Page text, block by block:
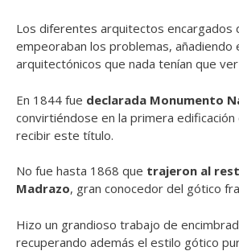
Los diferentes arquitectos encargados
empeoraban los problemas, añadiendo
arquitectónicos que nada tenían que
En 1844 fue declarada Monumento
convirtiéndose en la primera edificación
recibir este título.
No fue hasta 1868 que trajeron al
Madrazo, gran conocedor del gótico
Hizo un grandioso trabajo de
recuperando además el estilo gótico